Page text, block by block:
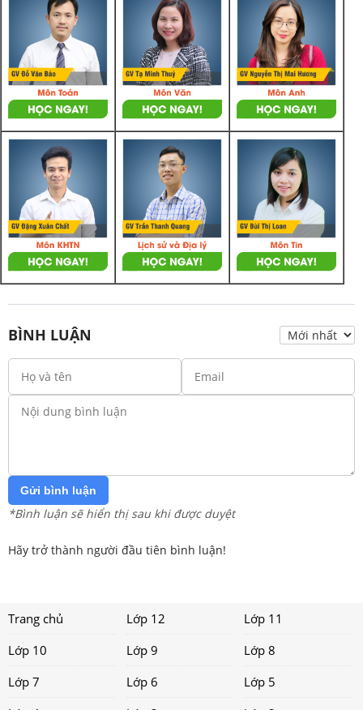
BÌNH LUẬN
Gửi bình luận
*Bình luận sẽ hiển thị sau khi được duyệt
Hãy trở thành người đầu tiên bình luận!
Trang chủ Lớp 12
Lớp 11
Lớp 10
Lớp 9
Lớp 8
Lớp 7
Lớp 6
Lớp 5